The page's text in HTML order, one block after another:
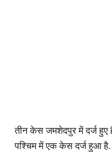
तीन केस जमशेदपुर में दर्ज हुए
पश्चिम में एक केस दर्ज हुआ है.